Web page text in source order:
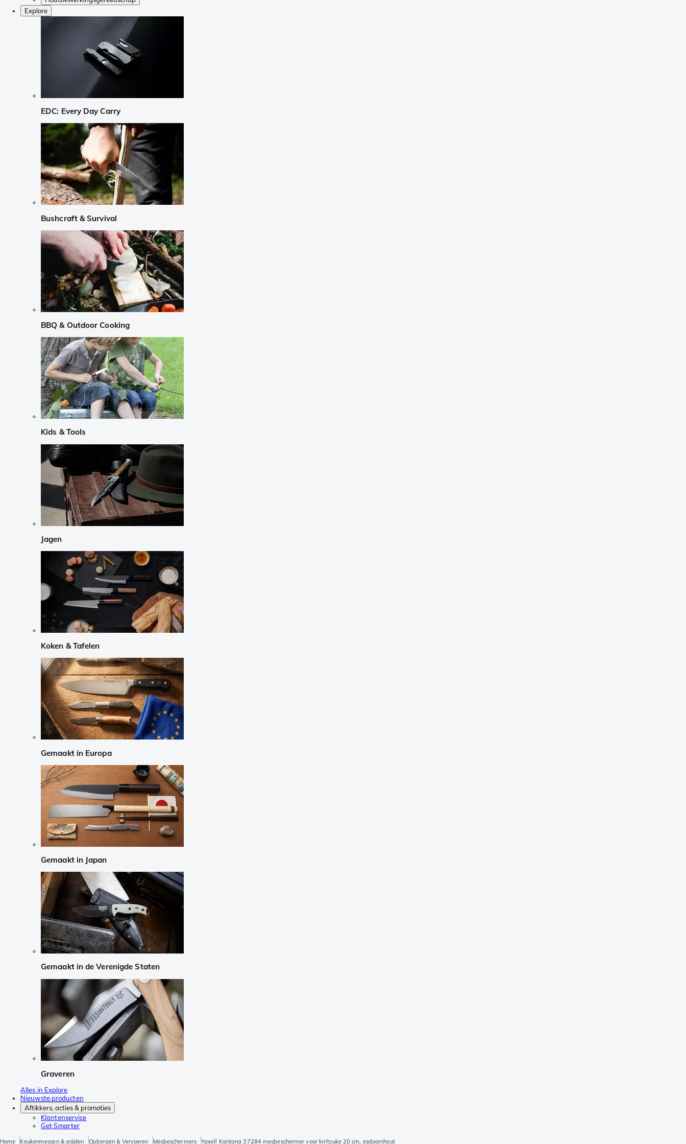
Explore
EDC: Every Day Carry
Bushcraft & Survival
BBQ & Outdoor Cooking
Kids & Tools
Jagen
Koken & Tafelen
Gemaakt in Europa
Gemaakt in Japan
Gemaakt in de Verenigde Staten
Graveren
Alles in Explore
Nieuwste producten
Aftikkers, acties & promoties
Klantenservice
Get Smarter
Home Keukenmessen & snijden Opbergen & Vervoeren Mesbeschermers Yaxell Kantana 37284 mesbeschermer voor kiritsuke 20 cm, esdoornhout